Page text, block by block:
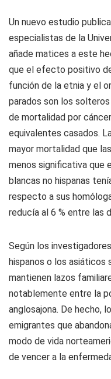
Un nuevo estudio
especialistas de la
añade matices a este
que el efecto positivo
función de la etnia y el
parados son los
de mortalidad por
equivalentes casados.
mayor mortalidad que
menos significativa que
blancas no hispanas
respecto a sus
reducía al 6 % entre las
Según los
hispanos o los asiáticos
mantienen lazos
notablemente entre la
anglosajona. De hecho,
emigrantes que
modo de vida
de vencer a la